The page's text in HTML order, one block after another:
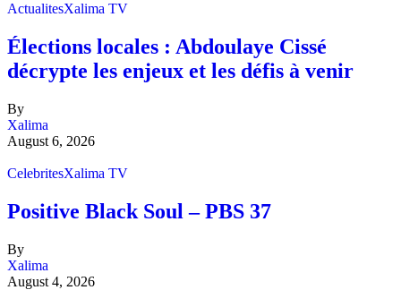
ActualitesXalima TV
Élections locales : Abdoulaye Cissé
décrypte les enjeux et les défis à venir
By
Xalima
August 6, 2026
CelebritesXalima TV
Positive Black Soul – PBS 37
By
Xalima
August 4, 2026